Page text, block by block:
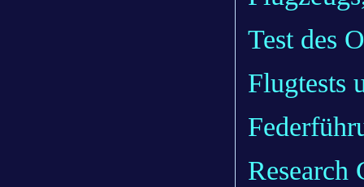
Test des
Flugtests